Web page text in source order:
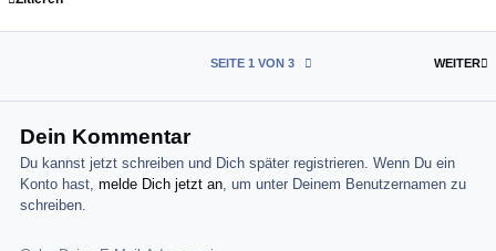
WEITER
SEITE 1 VON 3
Dein Kommentar
Du kannst jetzt schreiben und Dich später registrieren. Wenn Du ein
Konto hast,melde Dich jetzt an, um unter Deinem Benutzernamen zu
schreiben.